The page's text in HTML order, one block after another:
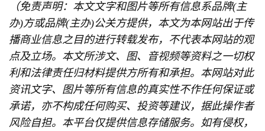
（免责声明：本文文字和图片等所有信息系品牌(主
办)方或品牌(主办)公关方提供，本文为本网站出于传
播商业信息之目的进行转载发布，不代表本网站的观
点及立场。本文所涉文、图、音视频等资料之一切权
利和法律责任归材料提供方所有和承担。本网站对此
资讯文字、图片等所有信息的真实性不作任何保证或
承诺，亦不构成任何购买、投资等建议，据此操作者
风险自担。本平台仅提供信息存储服务。如有侵权，